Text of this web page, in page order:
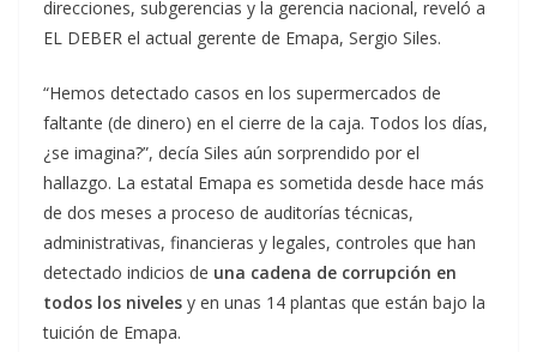
direcciones, subgerencias y la gerencia nacional, reveló a
EL DEBER el actual gerente de Emapa, Sergio Siles.
“Hemos detectado casos en los supermercados de
faltante (de dinero) en el cierre de la caja. Todos los días,
¿se imagina?”, decía Siles aún sorprendido por el
hallazgo. La estatal Emapa es sometida desde hace más
de dos meses a proceso de auditorías técnicas,
administrativas, financieras y legales, controles que han
detectado indicios de una cadena de corrupción en
todos los niveles y en unas 14 plantas que están bajo la
tuición de Emapa.